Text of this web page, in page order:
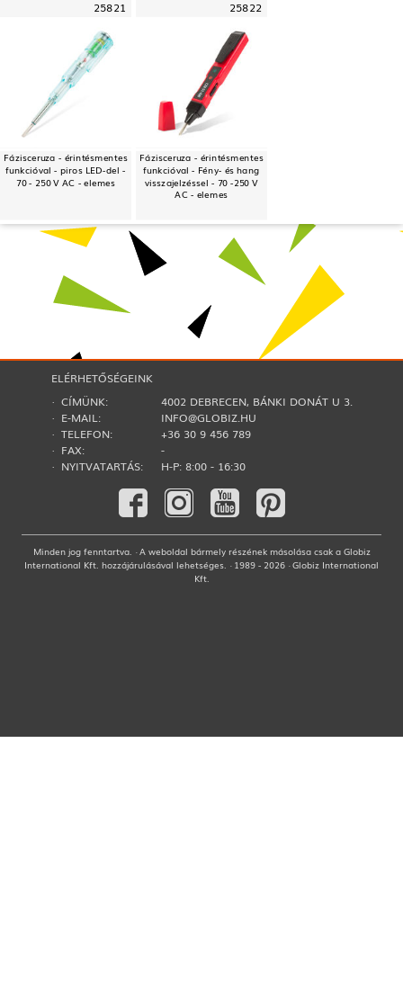
25821
Fázisceruza - érintésmentes
funkcióval - piros LED-del -
70 - 250 V AC - elemes
25822
Fázisceruza - érintésmentes
funkcióval - Fény- és hang
visszajelzéssel - 70 -250 V
AC - elemes
ELÉRHETŐSÉGEINK
· CÍMÜNK:
4002 DEBRECEN, BÁNKI DONÁT U 3.
· E-MAIL:
INFO@GLOBIZ.HU
· TELEFON:
+36 30 9 456 789
· FAX:
-
· NYITVATARTÁS:
H-P: 8:00 - 16:30
Minden jog fenntartva. · A weboldal bármely részének másolása csak a Globiz
International Kft. hozzájárulásával lehetséges. · 1989 - 2026 · Globiz International
Kft.